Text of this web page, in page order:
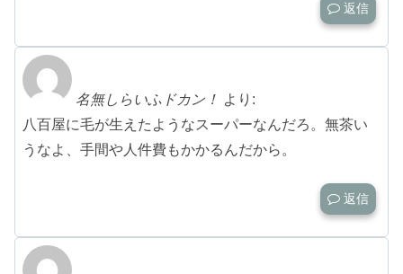
返信
名無しらいふドカン！ より:
八百屋に毛が生えたようなスーパーなんだろ。無茶い
うなよ、手間や人件費もかかるんだから。
返信